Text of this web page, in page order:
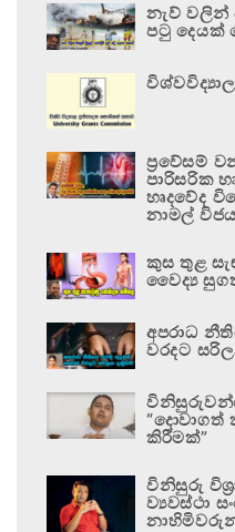
නැව් වලින්
පටු දෙයක්
ප්‍රවේසම්
පාරිසරික
හෘදවේද
නාමල්
කුස තුළ
වෛද්‍ය
අපරාධ
වරදට
කිරීමක්”
විනිසුරු
ව්‍යවස්ථා